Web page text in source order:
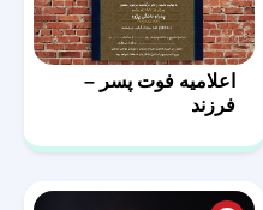
اعلامیه فوت پسر –
فرزند